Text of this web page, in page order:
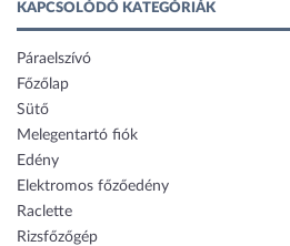
KAPCSOLÓDÓ KATEGÓRIÁK
Páraelszívó
Főzőlap
Sütő
Melegentartó fiók
Edény
Elektromos főzőedény
Raclette
Rizsfőzőgép